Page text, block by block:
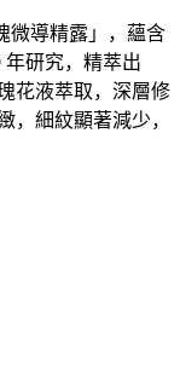
微導精露」，蘊含
年研究，精萃出
花液萃取，深層修
，細紋顯著減少，